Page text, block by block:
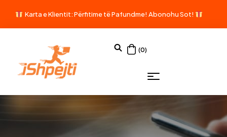
Karta e Klientit: Përfitime të Pafundme! Abonohu Sot!
(0)